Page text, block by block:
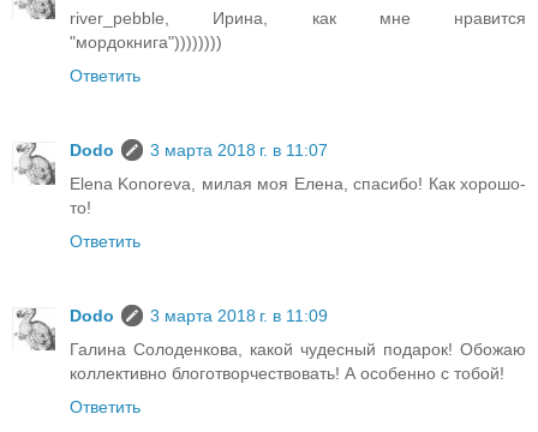
river_pebble, Ирина, как мне нравится
"мордокнига"))))))))
Ответить
Dodo
3 марта 2018 г. в 11:07
Elena Konoreva, милая моя Елена, спасибо! Как хорошо-
то!
Ответить
Dodo
3 марта 2018 г. в 11:09
Галина Солоденкова, какой чудесный подарок! Обожаю
коллективно блоготворчествовать! А особенно с тобой!
Ответить